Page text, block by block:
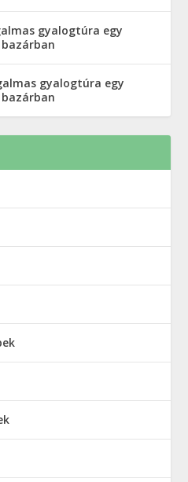
gyalogtúra egy
gyalogtúra egy